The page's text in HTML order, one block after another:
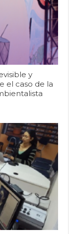
y
el caso de la